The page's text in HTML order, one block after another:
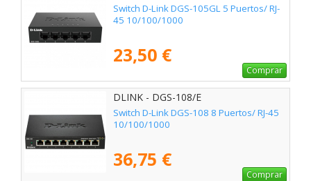
Switch D-Link DGS-105GL 5 Puertos/ RJ-
45 10/100/1000
23,50 €
Comprar
DLINK - DGS-108/E
Switch D-Link DGS-108 8 Puertos/ RJ-45
10/100/1000
36,75 €
Comprar